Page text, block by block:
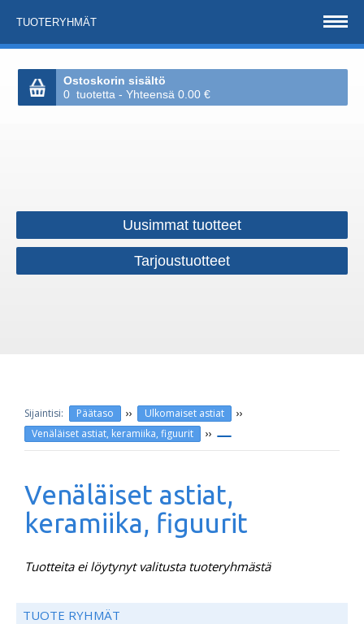
TUOTERYHMÄT
Ostoskorin sisältö
0 tuotetta - Yhteensä 0.00 €
Uusimmat tuotteet
Tarjoustuotteet
Päätaso ›› Ulkomaiset astiat ››
Venäläiset astiat, keramiika, figuurit ››
Venäläiset astiat,
keramiika, figuurit
Tuotteita ei löytynyt valitusta tuoteryhmästä
TUOTE RYHMÄT